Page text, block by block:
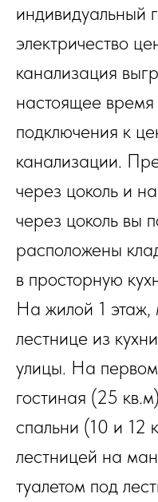
индивидуальный
электричество
канализация
настоящее
подключения к
канализации.
через цоколь и
через цоколь вы
расположены
в просторную
На жилой 1 этаж,
лестнице из
улицы. На
гостиная (25
спальни (10 и 12
лестницей на
туалетом под